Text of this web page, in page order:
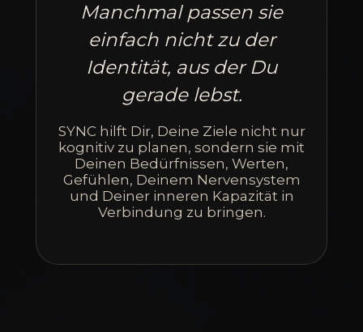
Manchmal passen sie
einfach nicht zu der
Identität, aus der Du
gerade lebst.
SYNC hilft Dir, Deine Ziele nicht nur
kognitiv zu planen, sondern sie mit
Deinen Bedürfnissen, Werten,
Gefühlen, Deinem Nervensystem
und Deiner inneren Kapazität in
Verbindung zu bringen.